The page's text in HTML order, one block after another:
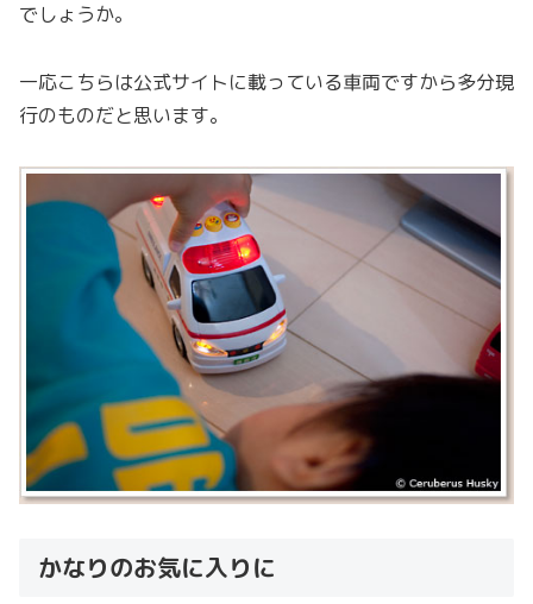
でしょうか。
一応こちらは公式サイトに載っている車両ですから多分現
行のものだと思います。
かなりのお気に入りに